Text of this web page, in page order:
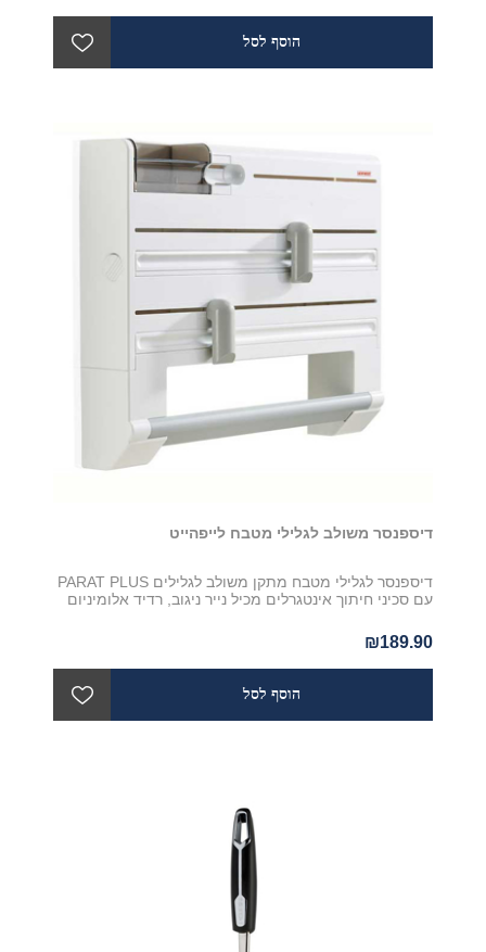
דיספנסר משולב לגלילי מטבח לייפהייט
דיספנסר לגלילי מטבח מתקן משולב לגלילים PARAT PLUS
עם סכיני חיתוך אינטגרלים מכיל נייר ניגוב, רדיד אלומיניום
₪189.90